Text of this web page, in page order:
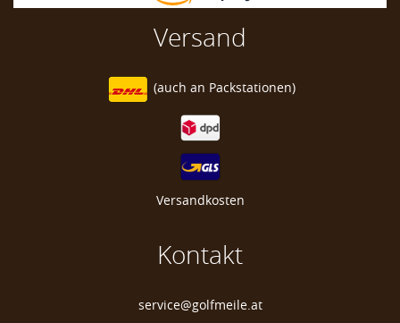
Versand
(auch an Packstationen)
Versandkosten
Kontakt
service@golfmeile.at